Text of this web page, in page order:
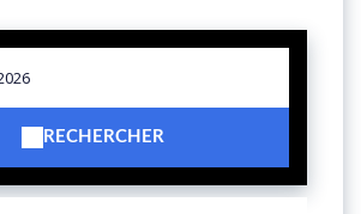
RECHERCHER